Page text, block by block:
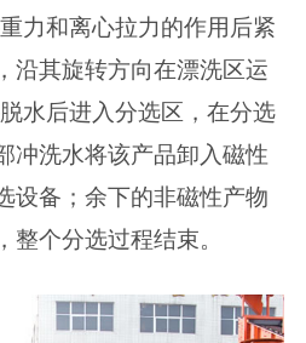
力和离心拉力的作用后紧
沿其旋转方向在漂洗区运
水后进入分选区，在分选
冲洗水将该产品卸入磁性
设备；余下的非磁性产物
整个分选过程结束。